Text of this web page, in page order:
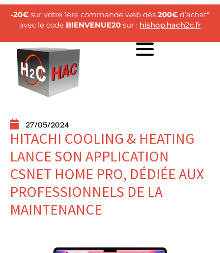
-20€ sur votre 1ère commande web dès 200€ d’achat*
avec le code BIENVENUE20 sur : hishop.hach2c.fr
27/05/2024
HITACHI COOLING & HEATING
LANCE SON APPLICATION
CSNET HOME PRO, DÉDIÉE AUX
PROFESSIONNELS DE LA
MAINTENANCE